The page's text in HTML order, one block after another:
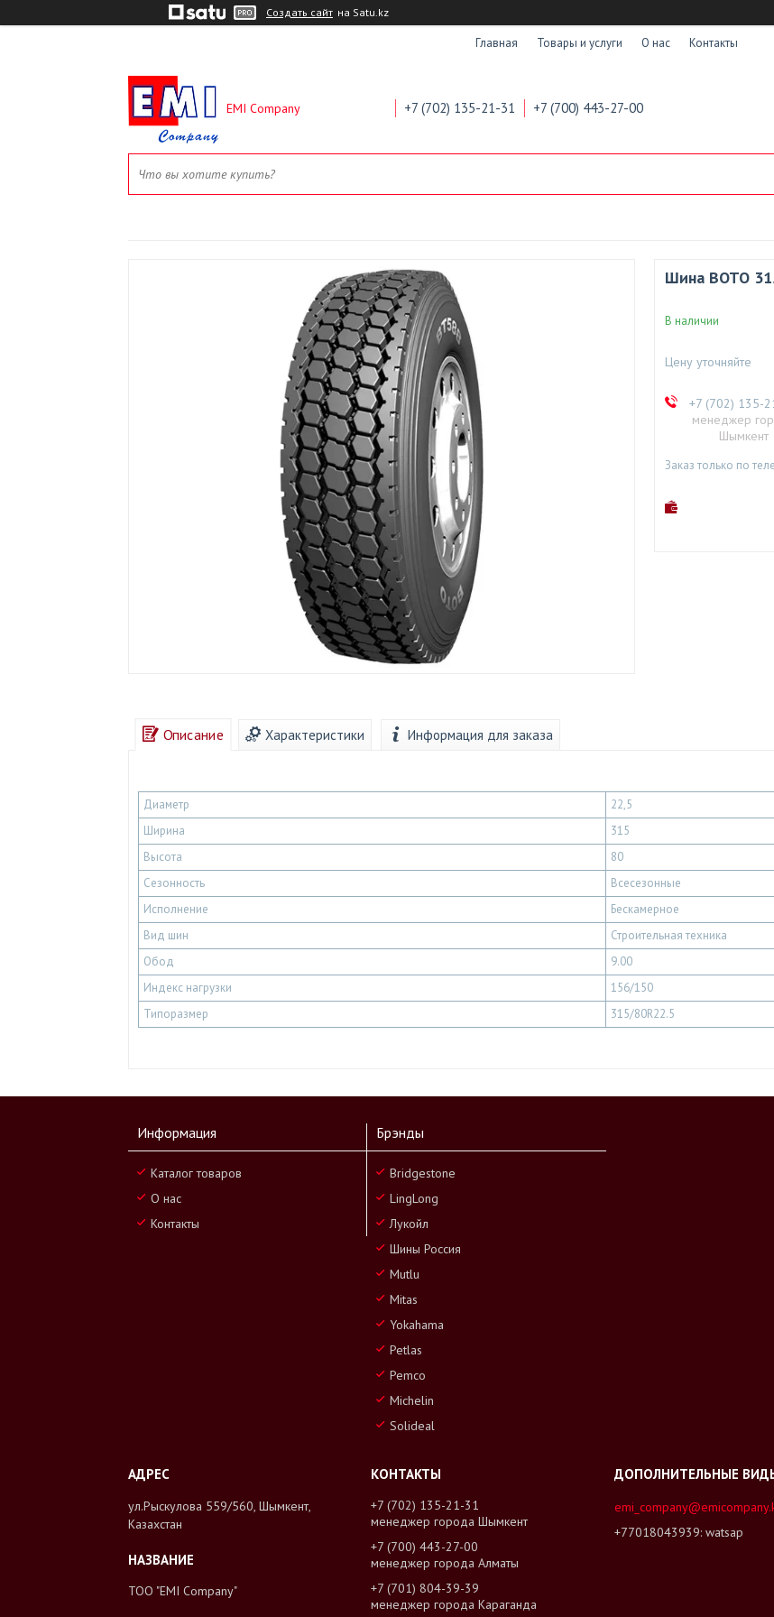
Создать сайт на Satu.kz
Главная Товары и услуги О нас Контакты
EMI Company +7 (702) 135-21-31 +7 (700) 443-27-00
Шина BOTO
В наличии
Цену уточняйте
+7 (702) 135-
менеджер
Шымкент
Заказ только по
Описание Характеристики Информация для заказа
Диаметр
22,5
Ширина
315
Высота
80
Сезонность
Всесезонные
Исполнение
Бескамерное
Вид шин
Строительная техника
Обод
9.00
Индекс нагрузки
156/150
Типоразмер
315/80R22.5
Информация
Каталог товаров
О нас
Контакты
Брэнды
Bridgestone
LingLong
Лукойл
Шины Россия
Mutlu
Mitas
Yokahama
Petlas
Pemco
Michelin
Solideal
ул.Рыскулова 559/560, Шымкент,
Казахстан
ТОО "EMI Company"
+7 (702) 135-21-31
менеджер города Шымкент
+7 (700) 443-27-00
менеджер города Алматы
+7 (701) 804-39-39
менеджер города Караганда
+77018043939 watsap